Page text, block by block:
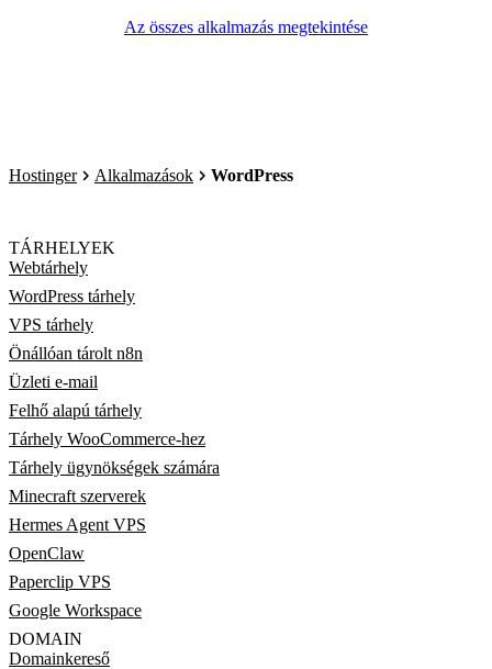
Az összes alkalmazás megtekintése
Hostinger Alkalmazások WordPress
TÁRHELYEK
Webtárhely
WordPress tárhely
VPS tárhely
Önállóan tárolt n8n
Üzleti e-mail
Felhő alapú tárhely
Tárhely WooCommerce-hez
Tárhely ügynökségek számára
Minecraft szerverek
Hermes Agent VPS
OpenClaw
Paperclip VPS
Google Workspace
DOMAIN
Domainkereső